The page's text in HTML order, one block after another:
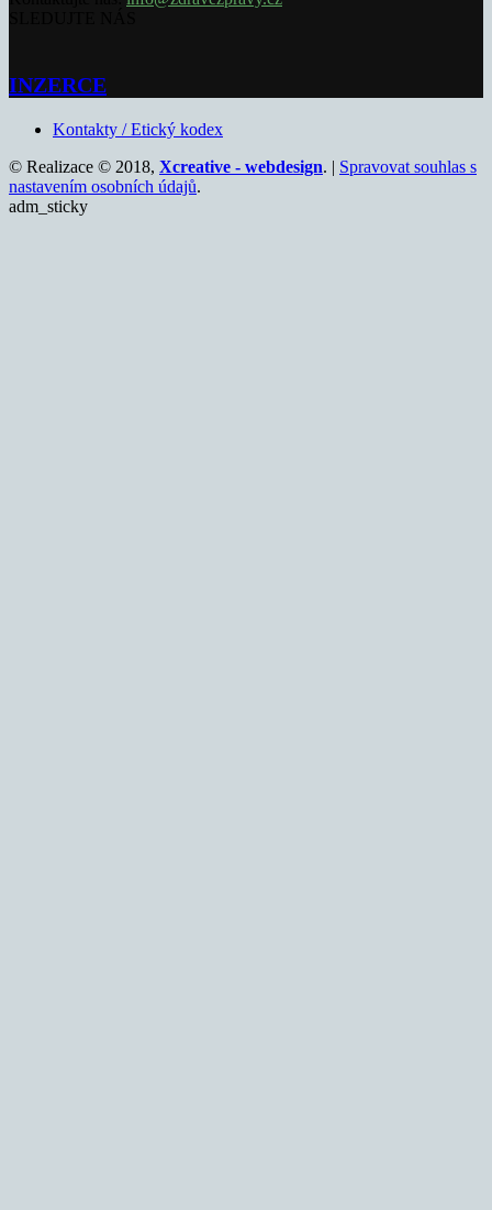
INZERCE
Kontakty / Etický kodex
© Realizace © 2018, Xcreative - webdesign. | Spravovat souhlas s
nastavením osobních údajů.
adm_sticky